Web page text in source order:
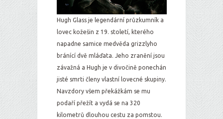
Hugh Glass je legendární průzkumník a
lovec kožešin z 19. století, kterého
napadne samice medvěda grizzlyho
bránící dvě mláďata. Jeho zranění jsou
závažná a Hugh je v divočině ponechán
jisté smrti členy vlastní lovecné skupiny.
Navzdory všem překážkám se mu
podaří přežít a vydá se na 320
kilometrů dlouhou cestu za pomstou.